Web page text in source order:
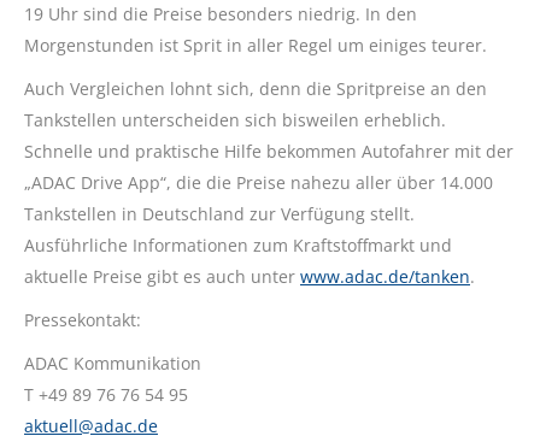
19 Uhr sind die Preise besonders niedrig. In den
Morgenstunden ist Sprit in aller Regel um einiges teurer.
Auch Vergleichen lohnt sich, denn die Spritpreise an den
Tankstellen unterscheiden sich bisweilen erheblich.
Schnelle und praktische Hilfe bekommen Autofahrer mit der
„ADAC Drive App“, die die Preise nahezu aller über 14.000
Tankstellen in Deutschland zur Verfügung stellt.
Ausführliche Informationen zum Kraftstoffmarkt und
aktuelle Preise gibt es auch unter www.adac.de/tanken.
Pressekontakt:
ADAC Kommunikation
T +49 89 76 76 54 95
aktuell@adac.de